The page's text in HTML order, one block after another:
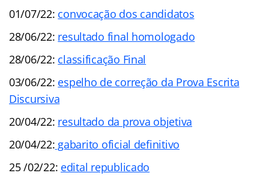
01/07/22: convocação dos candidatos
28/06/22: resultado final homologado
28/06/22: classificação Final
03/06/22: espelho de correção da Prova Escrita
Discursiva
20/04/22: resultado da prova objetiva
20/04/22: gabarito oficial definitivo
25 /02/22: edital republicado